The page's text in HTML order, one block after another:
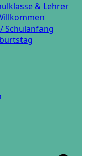
& Lehrer
Schulanfang